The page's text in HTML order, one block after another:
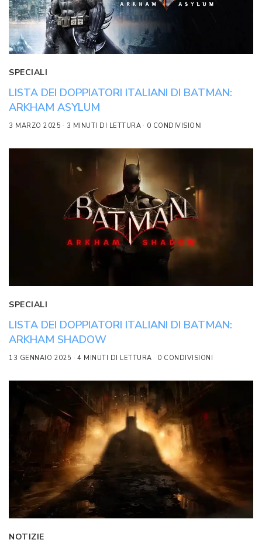
SPECIALI
LISTA DEI DOPPIATORI ITALIANI DI BATMAN:
ARKHAM ASYLUM
3 MARZO 2025 3 MINUTI DI LETTURA 0 CONDIVISIONI
SPECIALI
LISTA DEI DOPPIATORI ITALIANI DI BATMAN:
ARKHAM SHADOW
13 GENNAIO 2025 4 MINUTI DI LETTURA 0 CONDIVISIONI
NOTIZIE